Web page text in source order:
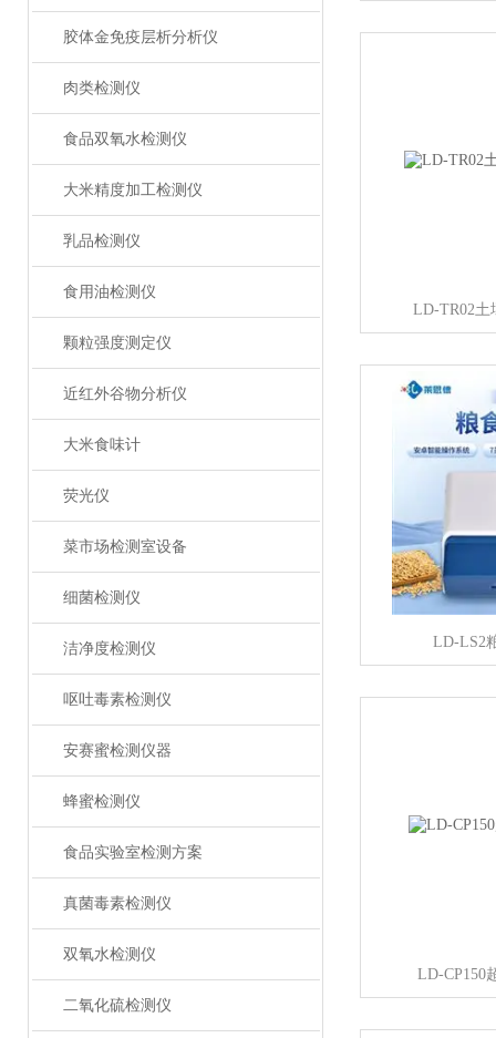
胶体金免疫层析分析仪
肉类检测仪
食品双氧水检测仪
大米精度加工检测仪
乳品检测仪
食用油检测仪
颗粒强度测定仪
近红外谷物分析仪
大米食味计
荧光仪
菜市场检测室设备
细菌检测仪
洁净度检测仪
呕吐毒素检测仪
安赛蜜检测仪器
蜂蜜检测仪
食品实验室检测方案
真菌毒素检测仪
双氧水检测仪
二氧化硫检测仪
LD-TR02土
LD-LS2
LD-CP150